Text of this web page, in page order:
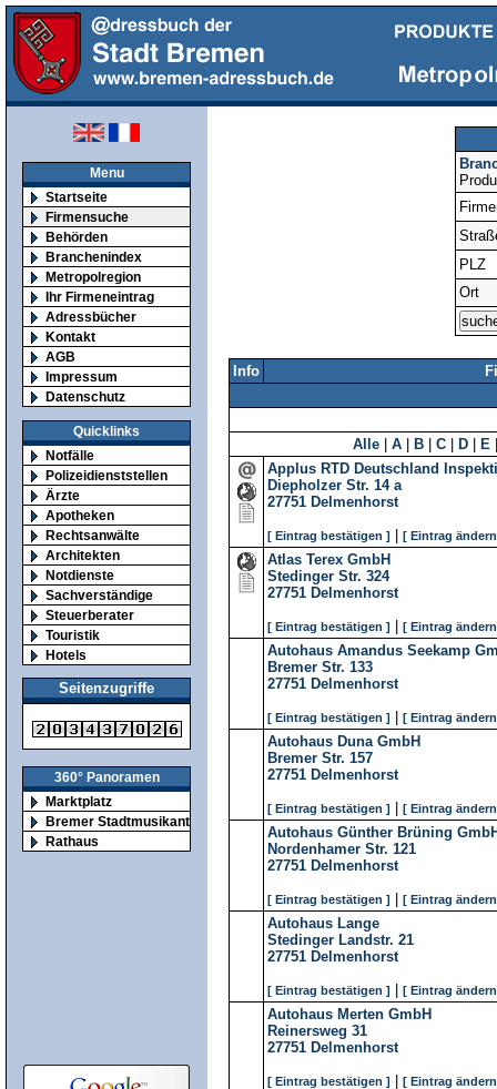
Menu
Startseite
Firmensuche
Behörden
Branchenindex
Metropolregion
Ihr Firmeneintrag
Adressbücher
Kontakt
AGB
Impressum
Datenschutz
Quicklinks
Notfälle
Polizeidienststellen
Ärzte
Apotheken
Rechtsanwälte
Architekten
Notdienste
Sachverständige
Steuerberater
Touristik
Hotels
Seitenzugriffe
360° Panoramen
Marktplatz
Bremer Stadtmusikanten
Rathaus
PLZ
Ort
Info
Alle A B C D E
Applus RTD Deutschland
Diepholzer Str. 14 a
27751 Delmenhorst
[ Eintrag bestätigen ] [ Eintrag
Atlas Terex GmbH
Stedinger Str. 324
27751 Delmenhorst
[ Eintrag bestätigen ] [ Eintrag
Autohaus Amandus Seekamp
Bremer Str. 133
27751 Delmenhorst
[ Eintrag bestätigen ] [ Eintrag
Autohaus Duna GmbH
Bremer Str. 157
27751 Delmenhorst
[ Eintrag bestätigen ] [ Eintrag
Autohaus Günther Brüning
Nordenhamer Str. 121
27751 Delmenhorst
[ Eintrag bestätigen ] [ Eintrag
Autohaus Lange
Stedinger Landstr. 21
27751 Delmenhorst
[ Eintrag bestätigen ] [ Eintrag
Autohaus Merten GmbH
Reinersweg 31
27751 Delmenhorst
[ Eintrag bestätigen ] [ Eintrag